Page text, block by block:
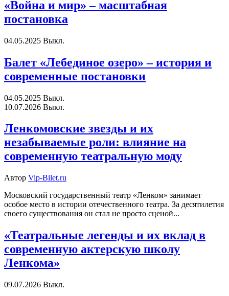
«Война и мир» – масштабная
постановка
04.05.2025 Выкл.
Балет «Лебединое озеро» – история и
современные постановки
04.05.2025 Выкл.
10.07.2026 Выкл.
Ленкомовские звезды и их
незабываемые роли: влияние на
современную театральную моду
Автор Vip-Bilet.ru
Московский государственный театр «Ленком» занимает
особое место в истории отечественного театра. За десятилетия
своего существования он стал не просто сценой...
«Театральные легенды и их вклад в
современную актерскую школу
Ленкома»
09.07.2026 Выкл.